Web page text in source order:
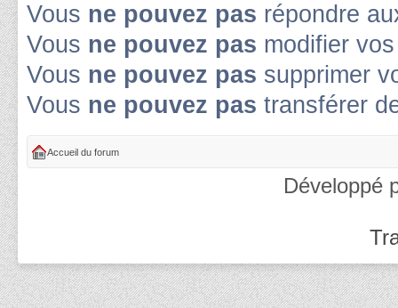
Vous ne pouvez pas répondre
Vous ne pouvez pas modifier
Vous ne pouvez pas supprimer
Vous ne pouvez pas transférer
Accueil du forum
Développé